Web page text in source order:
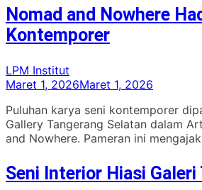
Nomad and Nowhere
Kontemporer
LPM Institut
Maret 1, 2026Maret 1, 2026
Puluhan karya seni kontemporer
Gallery Tangerang Selatan dalam
and Nowhere. Pameran ini
Seni Interior Hiasi Galeri